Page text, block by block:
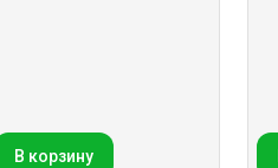
В корзину